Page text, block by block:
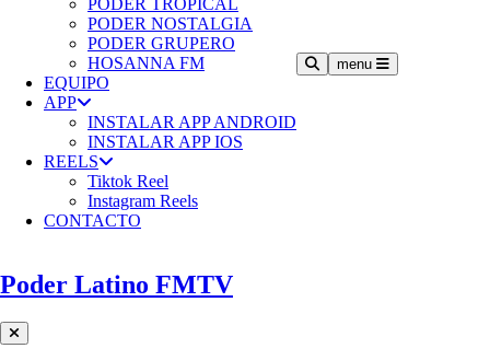
PODER TROPICAL
PODER NOSTALGIA
PODER GRUPERO
HOSANNA FM
EQUIPO
APP
INSTALAR APP ANDROID
INSTALAR APP IOS
REELS
Tiktok Reel
Instagram Reels
CONTACTO
menu
Poder Latino FMTV